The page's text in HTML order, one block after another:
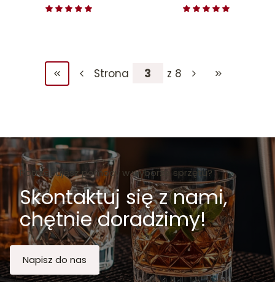
Wróć do pierwszej strony z produktami
Strona z 8 Przejdź do
Potrzebujesz pomocy w wyborze sprzętu?
Skontaktuj się z nami,
chętnie doradzimy!
Napisz do nas